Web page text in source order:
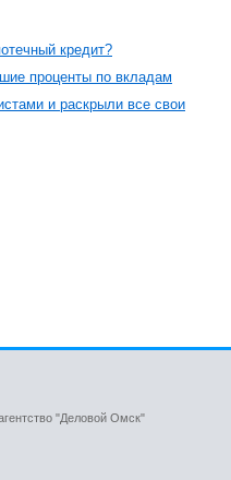
кредит?
проценты по вкладам
и раскрыли все свои
"Деловой Омск"